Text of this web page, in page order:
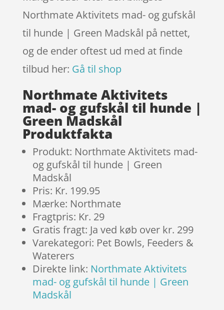
Northmate Aktivitets mad- og gufskål
til hunde | Green Madskål på nettet,
og de ender oftest ud med at finde
tilbud her: Gå til shop
Northmate Aktivitets
mad- og gufskål til hunde |
Green Madskål
Produktfakta
Produkt: Northmate Aktivitets mad-
og gufskål til hunde | Green
Madskål
Pris: Kr. 199.95
Mærke: Northmate
Fragtpris: Kr. 29
Gratis fragt: Ja ved køb over kr. 299
Varekategori: Pet Bowls, Feeders &
Waterers
Direkte link: Northmate Aktivitets
mad- og gufskål til hunde | Green
Madskål